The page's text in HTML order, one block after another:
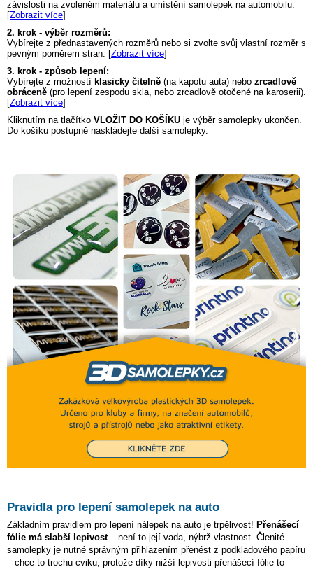
závislosti na zvoleném materiálu a umístění samolepek na automobilu.
[Zobrazit více]
2. krok - výběr rozměrů:
Vybírejte z přednastavených rozměrů nebo si zvolte svůj vlastní rozměr s
pevným poměrem stran. [Zobrazit více]
3. krok - způsob lepení:
Vybírejte z možností klasicky čitelně (na kapotu auta) nebo zrcadlově
obráceně (pro lepení zespodu skla, nebo zrcadlově otočené na karoserii).
[Zobrazit více]
Kliknutím na tlačítko VLOŽIT DO KOŠÍKU je výběr samolepky ukončen.
Do košíku postupně naskládejte další samolepky.
Pravidla pro lepení samolepek na auto
Základním pravidlem pro lepení nálepek na auto je trpělivost! Přenášecí
fólie má slabší lepivost– není to její vada, nýbrž vlastnost. Členité
samolepky je nutné správným přihlazením přenést z podkladového papíru
– chce to trochu cviku, protože díky nižší lepivosti přenášecí fólie to